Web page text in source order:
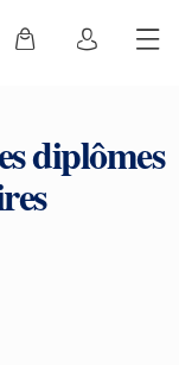
diplômes